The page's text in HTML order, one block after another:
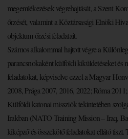
megemlékezések végrehajtását, a Szent
őrzését, valamint a Köztársasági Elnöki
objektum őrzési feladatait.
Számos alkalommal hajtott végre a
parancsnokaként külföldi kiküldetéseket és
feladatokat, képviselve ezzel a Magyar
2008, Prága 2007, 2016, 2022; Róma
Külföldi katonai missziók tekintetében
Irakban (NATO Training Mission – Iraq,
kiképző és összekötő feladatokat ellátó